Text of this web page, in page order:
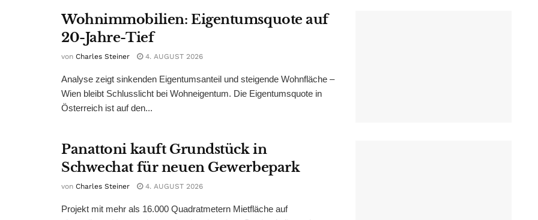
Wohnimmobilien: Eigentumsquote auf
20-Jahre-Tief
von Charles Steiner 4. AUGUST 2026
Analyse zeigt sinkenden Eigentumsanteil und steigende Wohnfläche –
Wien bleibt Schlusslicht bei Wohneigentum. Die Eigentumsquote in
Österreich ist auf den...
Panattoni kauft Grundstück in
Schwechat für neuen Gewerbepark
von Charles Steiner 4. AUGUST 2026
Projekt mit mehr als 16.000 Quadratmetern Mietfläche auf